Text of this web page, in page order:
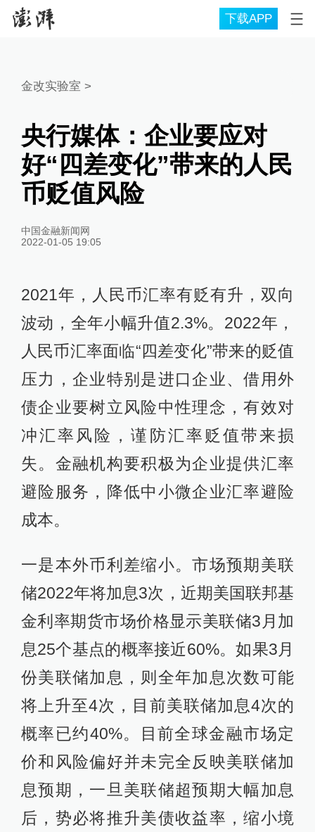
下载APP
金改实验室 >
央行媒体：企业要应对
好“四差变化”带来的人民
币贬值风险
中国金融新闻网
2022-01-05 19:05
2021年，人民币汇率有贬有升，双向
波动，全年小幅升值2.3%。2022年，
人民币汇率面临“四差变化”带来的贬值
压力，企业特别是进口企业、借用外
债企业要树立风险中性理念，有效对
冲汇率风险，谨防汇率贬值带来损
失。金融机构要积极为企业提供汇率
避险服务，降低中小微企业汇率避险
成本。
一是本外币利差缩小。市场预期美联
储2022年将加息3次，近期美国联邦基
金利率期货市场价格显示美联储3月加
息25个基点的概率接近60%。如果3月
份美联储加息，则全年加息次数可能
将上升至4次，目前美联储加息4次的
概率已约40%。目前全球金融市场定
价和风险偏好并未完全反映美联储加
息预期，一旦美联储超预期大幅加息
后，势必将推升美债收益率，缩小境